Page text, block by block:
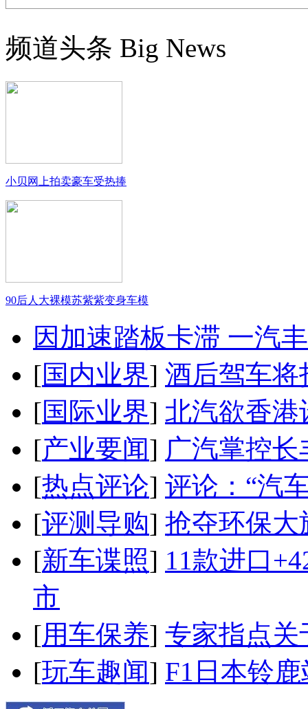
频道头条 Big News
小贝网上拍卖豪车受热捧
90后人大裸模苏紫紫变身车模
因加速踏板卡滞 一汽
[国内业界] 酒后驾车将
[国际业界] 北汽欲香港
[产业要闻] 广汽掌控
[热点评论] 评论：“汽
[评测导购] 抢夺环保大
[新车谍照] 11款进口
市
[用车保养] 专家指点关
[玩车趣闻] F1日本铃